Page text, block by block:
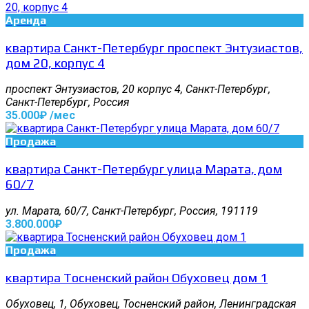
Аренда
квартира Санкт-Петербург проспект Энтузиастов,
дом 20, корпус 4
проспект Энтузиастов, 20 корпус 4, Санкт-Петербург,
Санкт-Петербург, Россия
35.000₽ /мес
Продажа
квартира Санкт-Петербург улица Марата, дом
60/7
ул. Марата, 60/7, Санкт-Петербург, Россия, 191119
3.800.000₽
Продажа
квартира Тосненский район Обуховец дом 1
Обуховец, 1, Обуховец, Тосненский район, Ленинградская